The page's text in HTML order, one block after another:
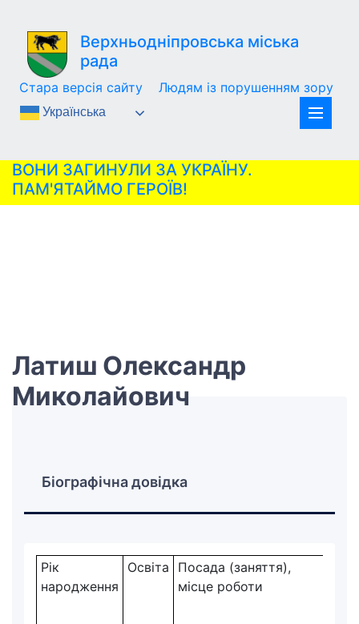
Верхньодніпровська міська
рада
Стара версія сайту Людям із порушенням зору
Українська
ВОНИ ЗАГИНУЛИ ЗА УКРАЇНУ.
ПАМ'ЯТАЙМО ГЕРОЇВ!
Латиш Олександр
Миколайович
Біографічна довідка
Рік
народження
Освіта
Посада (заняття),
місце роботи